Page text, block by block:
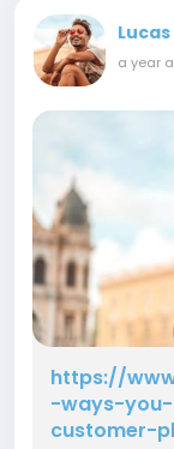
https://
a year
https://
-ways-
customer-